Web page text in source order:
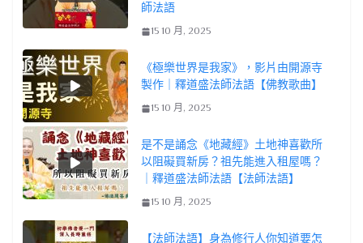
師法語
15 10 月, 2025
《極樂世界是我家》，影片由開源寺
製作｜釋道盛法師法語【佛教歌曲】
15 10 月, 2025
是不是誦念《地藏經》土地神喜歡所
以阻礙買新房？祖先能進入租屋嗎？
｜釋道盛法師法語【法師法語】
15 10 月, 2025
【法師法語】身為修行人你知道要怎